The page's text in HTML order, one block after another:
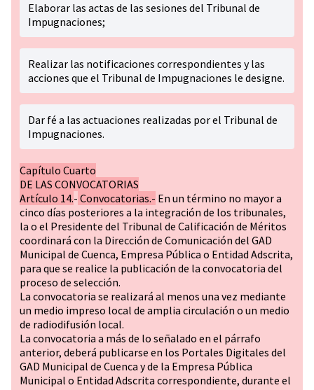
Elaborar las actas de las sesiones del Tribunal de
Impugnaciones;
Realizar las notificaciones correspondientes y las
acciones que el Tribunal de Impugnaciones le designe.
Dar fé a las actuaciones realizadas por el Tribunal de
Impugnaciones.
Capítulo Cuarto
DE LAS CONVOCATORIAS
Artículo 14.- Convocatorias.- En un término no mayor a
cinco días posteriores a la integración de los tribunales,
la o el Presidente del Tribunal de Calificación de Méritos
coordinará con la Dirección de Comunicación del GAD
Municipal de Cuenca, Empresa Pública o Entidad Adscrita,
para que se realice la publicación de la convocatoria del
proceso de selección.
La convocatoria se realizará al menos una vez mediante
un medio impreso local de amplia circulación o un medio
de radiodifusión local.
La convocatoria a más de lo señalado en el párrafo
anterior, deberá publicarse en los Portales Digitales del
GAD Municipal de Cuenca y de la Empresa Pública
Municipal o Entidad Adscrita correspondiente, durante el